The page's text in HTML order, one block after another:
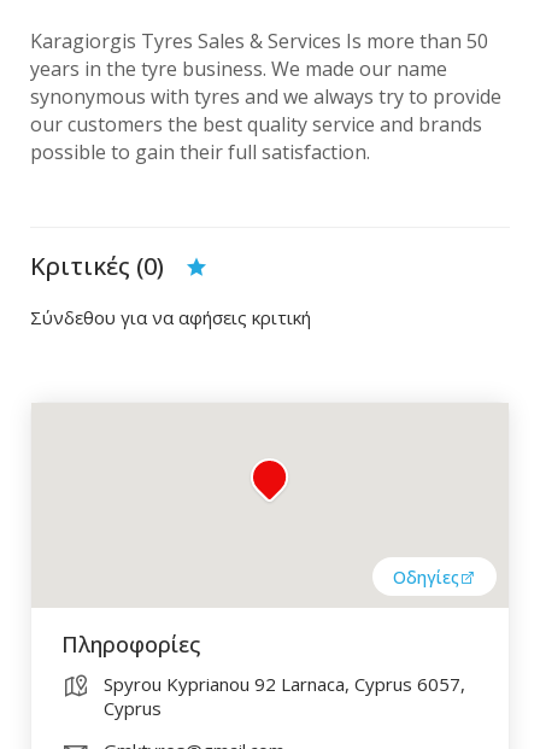
Karagiorgis Tyres Sales & Services Is more than 50
years in the tyre business. We made our name
synonymous with tyres and we always try to provide
our customers the best quality service and brands
possible to gain their full satisfaction.
Κριτικές (0)
Σύνδεθου για να αφήσεις κριτική
Οδηγίες
Πληροφορίες
Spyrou Kyprianou 92 Larnaca, Cyprus 6057,
Cyprus